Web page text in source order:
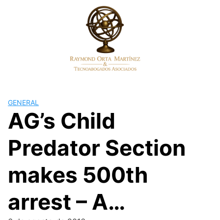
GENERAL
AG’s Child
Predator Section
makes 500th
arrest – A…